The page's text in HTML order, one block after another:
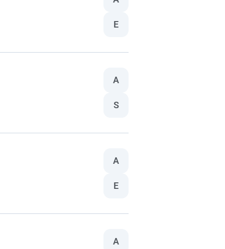
E
A
S
A
E
A